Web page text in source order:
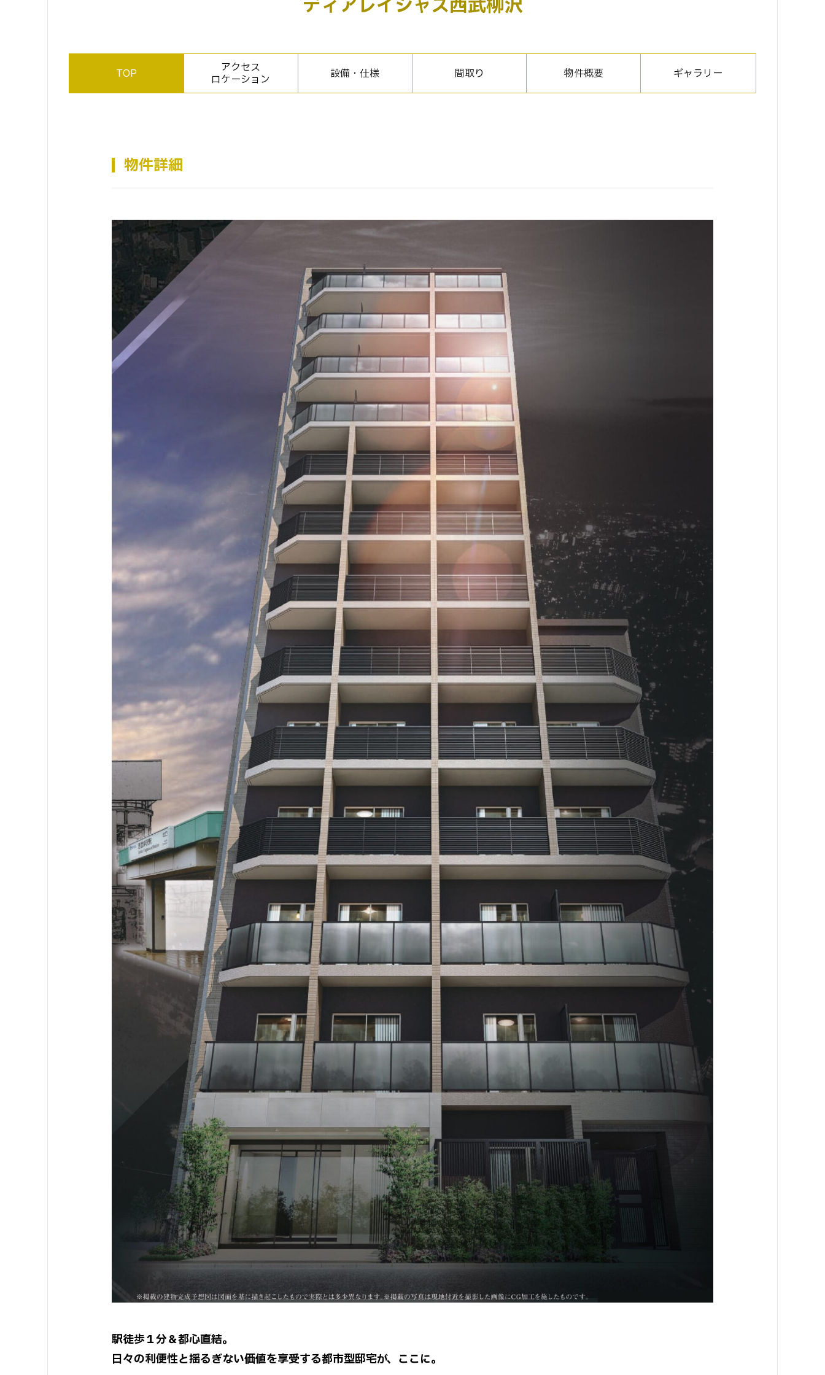
ディアレイシャス西武柳沢
TOP
アクセス
ロケーション
設備・仕様 間取り 物件概要 ギャラリー
物件詳細
駅徒歩１分＆都心直結。
日々の利便性と揺るぎない価値を享受する都市型邸宅が、ここに。